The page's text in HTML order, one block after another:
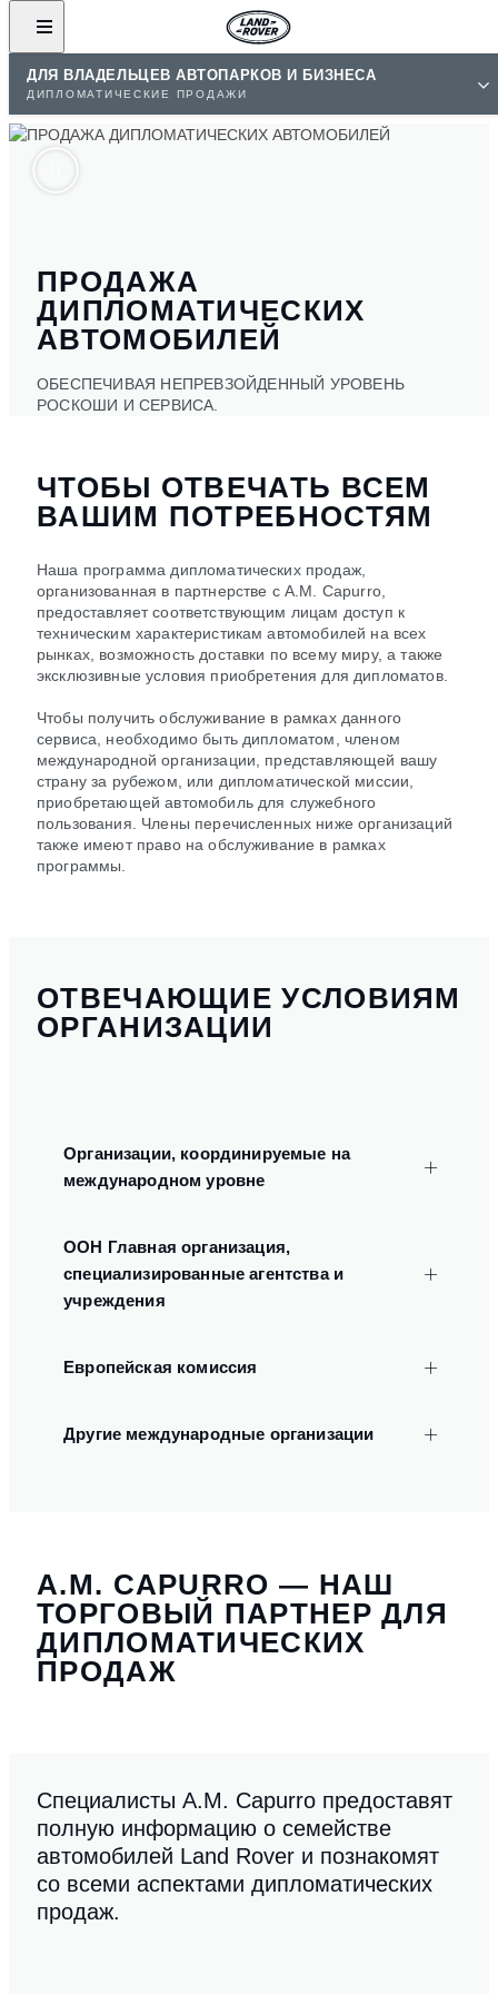
ДЛЯ ВЛАДЕЛЬЦЕВ АВТОПАРКОВ И БИЗНЕСА
ДИПЛОМАТИЧЕСКИЕ ПРОДАЖИ
ПРОДАЖА
ДИПЛОМАТИЧЕСКИХ
АВТОМОБИЛЕЙ
ОБЕСПЕЧИВАЯ НЕПРЕВЗОЙДЕННЫЙ УРОВЕНЬ
РОСКОШИ И СЕРВИСА.
ЧТОБЫ ОТВЕЧАТЬ ВСЕМ
ВАШИМ ПОТРЕБНОСТЯМ
Наша программа дипломатических продаж,
организованная в партнерстве с A.M. Capurro,
предоставляет соответствующим лицам доступ к
техническим характеристикам автомобилей на всех
рынках, возможность доставки по всему миру, а также
эксклюзивные условия приобретения для дипломатов.
Чтобы получить обслуживание в рамках данного
сервиса, необходимо быть дипломатом, членом
международной организации, представляющей вашу
страну за рубежом, или дипломатической миссии,
приобретающей автомобиль для служебного
пользования. Члены перечисленных ниже организаций
также имеют право на обслуживание в рамках
программы.
ОТВЕЧАЮЩИЕ УСЛОВИЯМ
ОРГАНИЗАЦИИ
Организации, координируемые на
международном уровне
ООН Главная организация,
специализированные агентства и
учреждения
Европейская комиссия
Другие международные организации
A.M. CAPURRO — НАШ
ТОРГОВЫЙ ПАРТНЕР ДЛЯ
ДИПЛОМАТИЧЕСКИХ
ПРОДАЖ
Специалисты A.M. Capurro предоставят
полную информацию о семействе
автомобилей Land Rover и познакомят
со всеми аспектами дипломатических
продаж.